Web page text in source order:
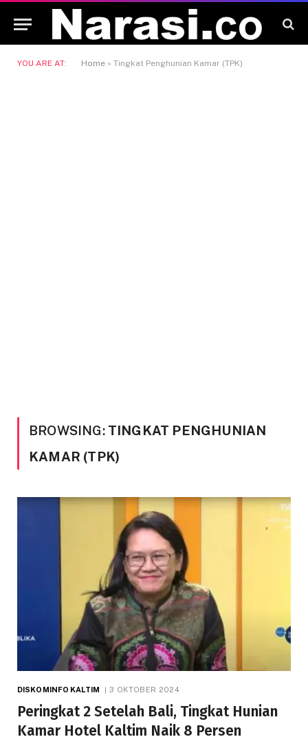
YOU ARE AT: Home » Tingkat Penghunian Kamar (TPK)
BROWSING: TINGKAT PENGHUNIAN
KAMAR (TPK)
DISKOMINFO KALTIM 3 OKTOBER 2024
Peringkat 2 Setelah Bali, Tingkat Hunian
Kamar Hotel Kaltim Naik 8 Persen